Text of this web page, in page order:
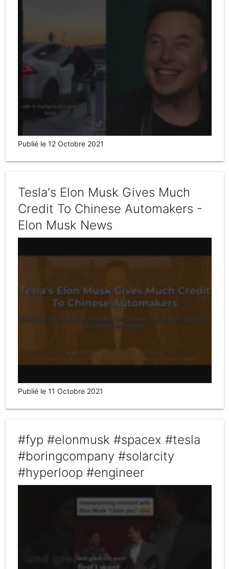
Publié le 12 Octobre 2021
Tesla's Elon Musk Gives Much
Credit To Chinese Automakers -
Elon Musk News
Publié le 11 Octobre 2021
#fyp #elonmusk #spacex #tesla
#boringcompany #solarcity
#hyperloop #engineer